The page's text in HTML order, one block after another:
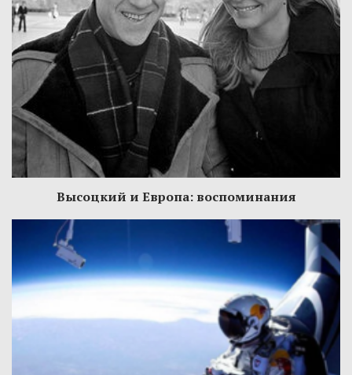
Высоцкий и Европа: воспоминания